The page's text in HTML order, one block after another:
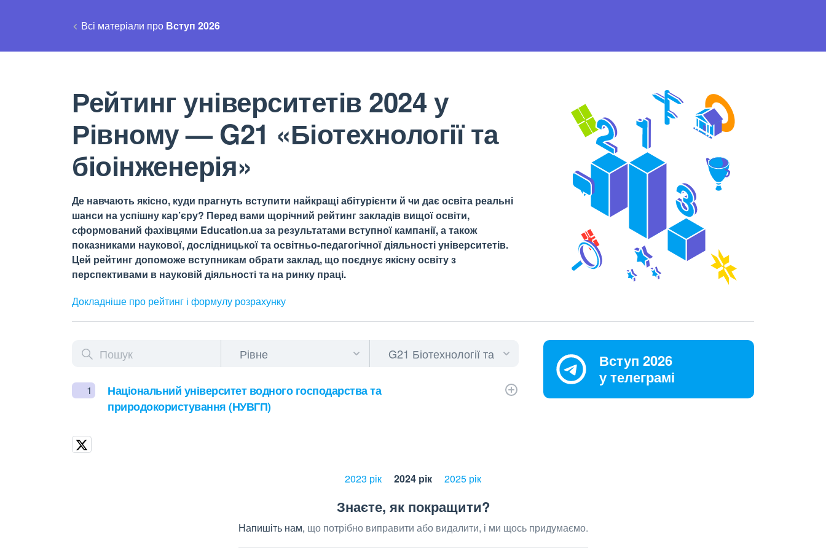
Всі матеріали про Вступ 2026
Рейтинг університетів 2024 у
Рівному — G21 «Біотехнології та
біоінженерія»
Де навчають якісно, куди прагнуть вступити найкращі абітурієнти й чи дає освіта реальні
шанси на успішну кар’єру? Перед вами щорічний рейтинг закладів вищої освіти,
сформований фахівцями Education.ua за результатами вступної кампанії, а також
показниками наукової, дослідницької та освітньо-педагогічної діяльності університетів.
Цей рейтинг допоможе вступникам обрати заклад, що поєднує якісну освіту з
перспективами в науковій діяльності та на ринку праці.
Докладніше про рейтинг і формулу розрахунку
1
Національний університет водного господарства та
природокористування (НУВГП)
Вступ 2026
у телеграмі
2023 рік 2024 рік 2025 рік
Знаєте, як покращити?
Напишіть нам, що потрібно виправити або видалити, і ми щось придумаємо.